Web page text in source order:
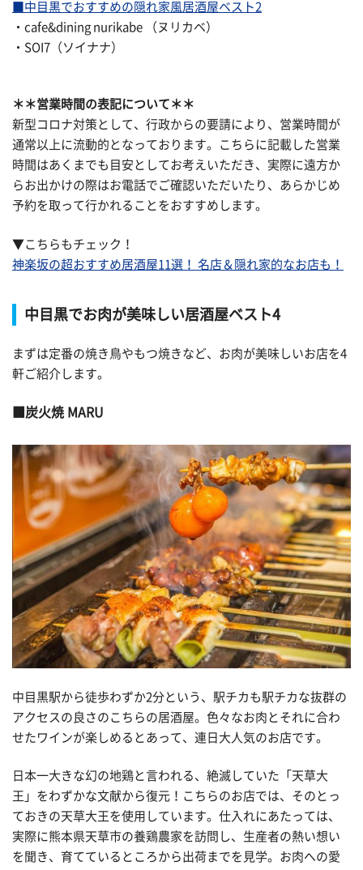
■中目黒でおすすめの隠れ家風居酒屋ベスト2
・cafe&dining nurikabe （ヌリカベ）
・SOI7（ソイナナ）
＊＊営業時間の表記について＊＊
新型コロナ対策として、行政からの要請により、営業時間が
通常以上に流動的となっております。こちらに記載した営業
時間はあくまでも目安としてお考えいただき、実際に遠方か
らお出かけの際はお電話でご確認いただいたり、あらかじめ
予約を取って行かれることをおすすめします。
▼こちらもチェック！
神楽坂の超おすすめ居酒屋11選！ 名店＆隠れ家的なお店も！
中目黒でお肉が美味しい居酒屋ベスト4
まずは定番の焼き鳥やもつ焼きなど、お肉が美味しいお店を4
軒ご紹介します。
炭火焼 MARU
中目黒駅から徒歩わずか2分という、駅チカも駅チカな抜群の
アクセスの良さのこちらの居酒屋。色々なお肉とそれに合わ
せたワインが楽しめるとあって、連日大人気のお店です。
日本一大きな幻の地鶏と言われる、絶滅していた「天草大
王」をわずかな文献から復元！こちらのお店では、そのとっ
ておきの天草大王を使用しています。仕入れにあたっては、
実際に熊本県天草市の養鶏農家を訪問し、生産者の熱い想い
を聞き、育てているところから出荷までを見学。お肉への愛